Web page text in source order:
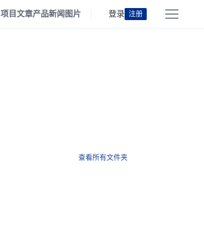
项目文章产品新闻 图片 登录 注册
查看所有文件夹